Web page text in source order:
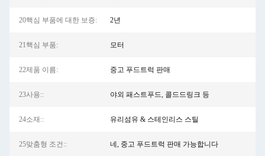
20핵심 부품에 대한 보증: 2년
21핵심 부품: 모터
22제품 이름: 중고 푸드트럭 판매
23사용:: 야외 패스트푸드, 콜드드링크 등
24소재:: 유리섬유 & 스테인리스 스틸
25맞춤형 조건:: 네, 중고 푸드트럭 판매 가능합니다